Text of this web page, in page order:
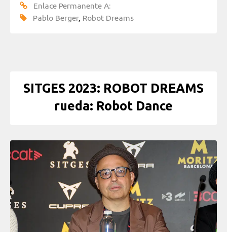
Enlace Permanente A:
Pablo Berger, Robot Dreams
SITGES 2023: ROBOT DREAMS
rueda: Robot Dance